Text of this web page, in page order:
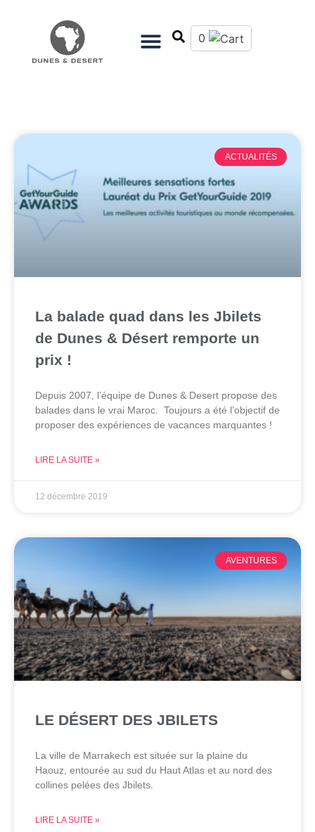
0
ACTUALITÉS
La balade quad dans les Jbilets
de Dunes & Désert remporte un
prix !
Depuis 2007, l’équipe de Dunes & Desert propose des
balades dans le vrai Maroc. Toujours a été l’objectif de
proposer des expériences de vacances marquantes !
LIRE LA SUITE »
12 décembre 2019
AVENTURES
LE DÉSERT DES JBILETS
La ville de Marrakech est située sur la plaine du
Haouz, entourée au sud du Haut Atlas et au nord des
collines pelées des Jbilets.
LIRE LA SUITE »